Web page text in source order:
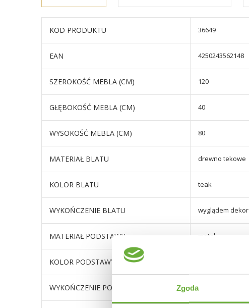
Zgoda
KOD PRODUKTU 36649
EAN 4250243562148
SZEROKOŚĆ MEBLA (CM) 120
GŁĘBOKOŚĆ MEBLA (CM) 40
WYSOKOŚĆ MEBLA (CM) 80
MATERIAŁ BLATU drewno tekowe
KOLOR BLATU teak
WYKOŃCZENIE BLATU wyglądem
MATERIAŁ PODSTAWY metal
KOLOR PODSTAWY
WYKOŃCZENIE PODSTAWY połysk